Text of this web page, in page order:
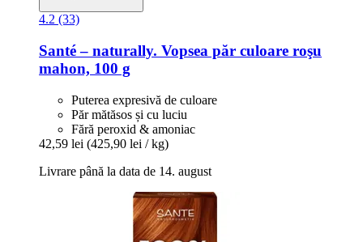
4.2 (33)
Santé – naturally. Vopsea păr culoare roşu
mahon, 100 g
Puterea expresivă de culoare
Păr mătăsos și cu luciu
Fără peroxid & amoniac
42,59 lei (425,90 lei / kg)
Livrare până la data de 14. august